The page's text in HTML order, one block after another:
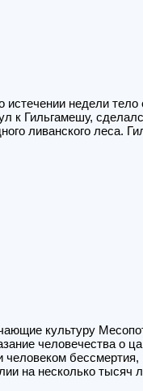
недели
к Гильгамешу,
ливанского леса.
культуру
человечества о
на несколько тысяч